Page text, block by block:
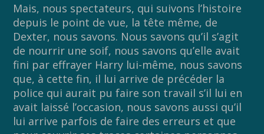
Mais, nous spectateurs, qui suivons l’histoire
depuis le point de vue, la tête même, de
Dexter, nous savons. Nous savons qu’il s’agit
de nourrir une soif, nous savons qu’elle avait
fini par effrayer Harry lui-même, nous savons
que, à cette fin, il lui arrive de précéder la
police qui aurait pu faire son travail s’il lui en
avait laissé l’occasion, nous savons aussi qu’il
lui arrive parfois de faire des erreurs et que